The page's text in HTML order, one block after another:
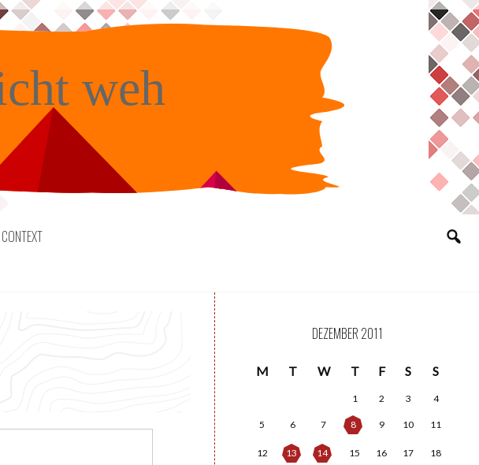
weh
DEZEMBER 2011
M T W T F S S
1 2 3 4
5 6 7 8 9 10 11
12 13 14 15 16 17 18